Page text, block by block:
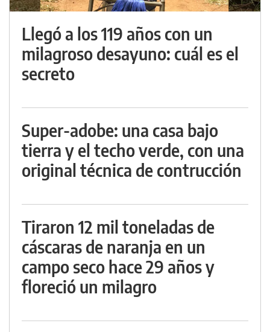
Llegó a los 119 años con un
milagroso desayuno: cuál es el
secreto
Super-adobe: una casa bajo
tierra y el techo verde, con una
original técnica de contrucción
Tiraron 12 mil toneladas de
cáscaras de naranja en un
campo seco hace 29 años y
floreció un milagro